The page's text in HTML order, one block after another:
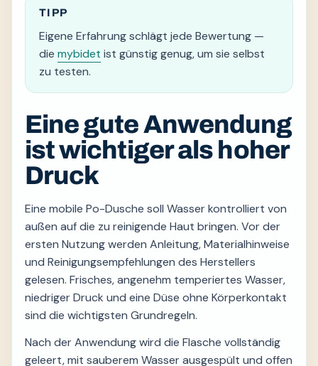
TIPP
Eigene Erfahrung schlägt jede Bewertung —
die mybidet ist günstig genug, um sie selbst
zu testen.
Eine gute Anwendung
ist wichtiger als hoher
Druck
Eine mobile Po-Dusche soll Wasser kontrolliert von
außen auf die zu reinigende Haut bringen. Vor der
ersten Nutzung werden Anleitung, Materialhinweise
und Reinigungsempfehlungen des Herstellers
gelesen. Frisches, angenehm temperiertes Wasser,
niedriger Druck und eine Düse ohne Körperkontakt
sind die wichtigsten Grundregeln.
Nach der Anwendung wird die Flasche vollständig
geleert, mit sauberem Wasser ausgespült und offen